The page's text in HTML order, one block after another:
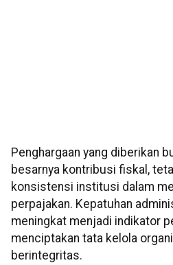
Penghargaan yang diberikan
besarnya kontribusi fiskal,
konsistensi institusi dalam
perpajakan. Kepatuhan
meningkat menjadi indikator
menciptakan tata kelola
berintegritas.